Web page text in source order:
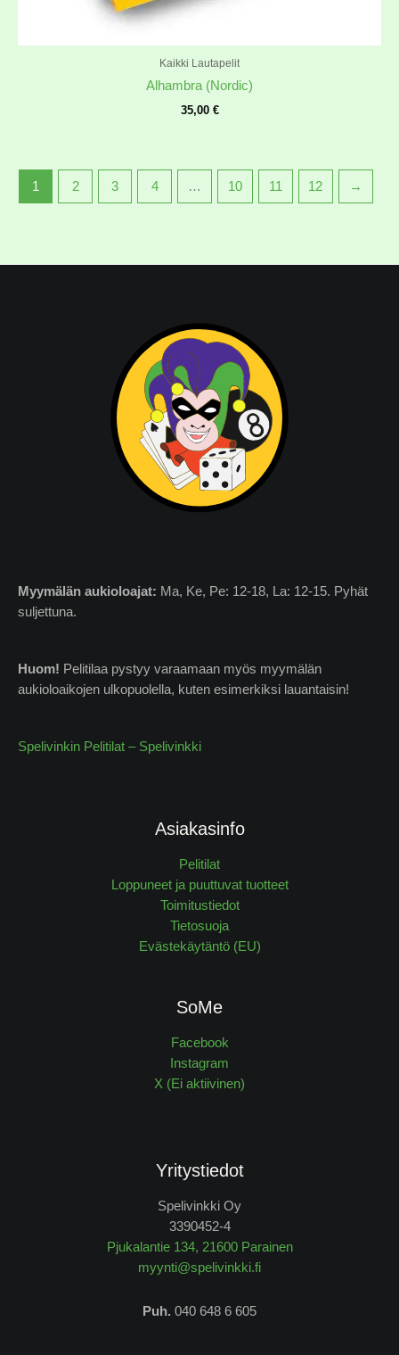
Kaikki Lautapelit
Alhambra (Nordic)
35,00 €
1 2 3 4 … 10 11 12 →
Myymälän aukioloajat: Ma, Ke, Pe: 12-18, La: 12-15. Pyhät
suljettuna.
Huom! Pelitilaa pystyy varaamaan myös myymälän
aukioloaikojen ulkopuolella, kuten esimerkiksi lauantaisin!
Spelivinkin Pelitilat – Spelivinkki
Asiakasinfo
Pelitilat
Loppuneet ja puuttuvat tuotteet
Toimitustiedot
Tietosuoja
Evästekäytäntö (EU)
SoMe
Facebook
Instagram
X (Ei aktiivinen)
Yritystiedot
Spelivinkki Oy
3390452-4
Pjukalantie 134, 21600 Parainen
myynti@spelivinkki.fi
Puh. 040 648 6 605